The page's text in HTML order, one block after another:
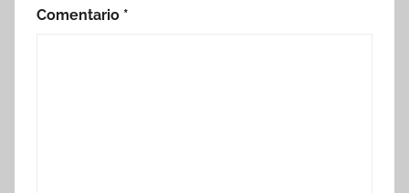
Comentario *